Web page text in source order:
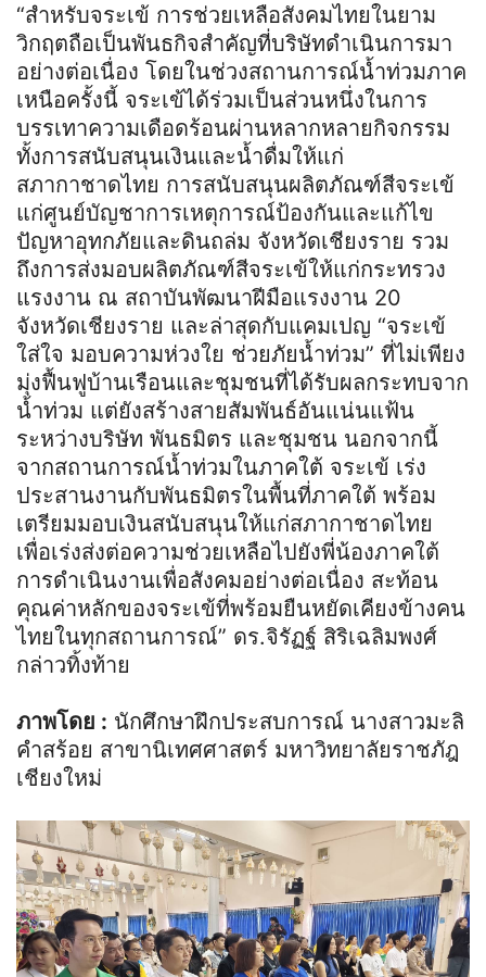
“สำหรับจระเข้ การช่วยเหลือสังคมไทยในยาม
วิกฤตถือเป็นพันธกิจสำคัญที่บริษัทดำเนินการมา
อย่างต่อเนื่อง โดยในช่วงสถานการณ์น้ำท่วมภาค
เหนือครั้งนี้ จระเข้ได้ร่วมเป็นส่วนหนึ่งในการ
บรรเทาความเดือดร้อนผ่านหลากหลายกิจกรรม
ทั้งการสนับสนุนเงินและน้ำดื่มให้แก่
สภากาชาดไทย การสนับสนุนผลิตภัณฑ์สีจระเข้
แก่ศูนย์บัญชาการเหตุการณ์ป้องกันและแก้ไข
ปัญหาอุทกภัยและดินถล่ม จังหวัดเชียงราย รวม
ถึงการส่งมอบผลิตภัณฑ์สีจระเข้ให้แก่กระทรวง
แรงงาน ณ สถาบันพัฒนาฝีมือแรงงาน 20
จังหวัดเชียงราย และล่าสุดกับแคมเปญ “จระเข้
ใส่ใจ มอบความห่วงใย ช่วยภัยน้ำท่วม” ที่ไม่เพียง
มุ่งฟื้นฟูบ้านเรือนและชุมชนที่ได้รับผลกระทบจาก
น้ำท่วม แต่ยังสร้างสายสัมพันธ์อันแน่นแฟ้น
ระหว่างบริษัท พันธมิตร และชุมชน นอกจากนี้
จากสถานการณ์น้ำท่วมในภาคใต้ จระเข้ เร่ง
ประสานงานกับพันธมิตรในพื้นที่ภาคใต้ พร้อม
เตรียมมอบเงินสนับสนุนให้แก่สภากาชาดไทย
เพื่อเร่งส่งต่อความช่วยเหลือไปยังพี่น้องภาคใต้
การดำเนินงานเพื่อสังคมอย่างต่อเนื่อง สะท้อน
คุณค่าหลักของจระเข้ที่พร้อมยืนหยัดเคียงข้างคน
ไทยในทุกสถานการณ์” ดร.จิรัฏฐ์ สิริเฉลิมพงศ์
กล่าวทิ้งท้าย
ภาพโดย : นักศึกษาฝึกประสบการณ์ นางสาวมะลิ
คำสร้อย สาขานิเทศศาสตร์ มหาวิทยาลัยราชภัฎ
เชียงใหม่